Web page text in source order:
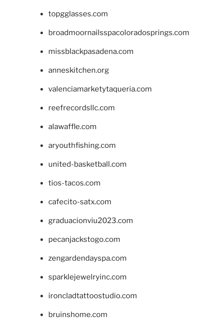
topgglasses.com
broadmoornailsspacoloradosprings.com
missblackpasadena.com
anneskitchen.org
valenciamarketytaqueria.com
reefrecordsllc.com
alawaffle.com
aryouthfishing.com
united-basketball.com
tios-tacos.com
cafecito-satx.com
graduacionviu2023.com
pecanjackstogo.com
zengardendayspa.com
sparklejewelryinc.com
ironcladtattoostudio.com
bruinshome.com